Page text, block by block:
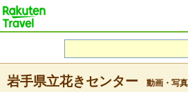
岩手県立花きセンター 動画・写真